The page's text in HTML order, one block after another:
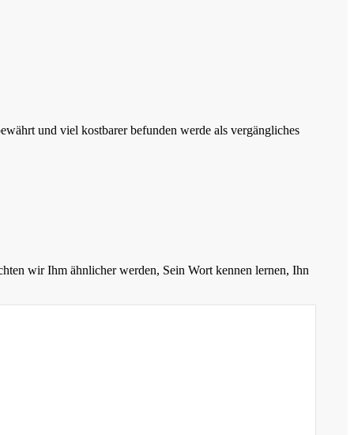
und viel kostbarer befunden werde als vergängliches
wir Ihm ähnlicher werden, Sein Wort kennen lernen, Ihn